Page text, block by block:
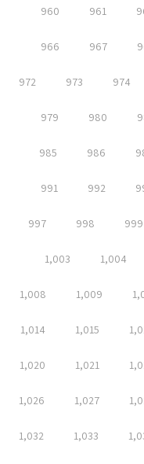
960 961
966 967
972 973 974
979 980
985 986
991 992
997 998 999
1,003 1,004
1,008 1,009
1,014 1,015
1,020 1,021
1,026 1,027
1,032 1,033